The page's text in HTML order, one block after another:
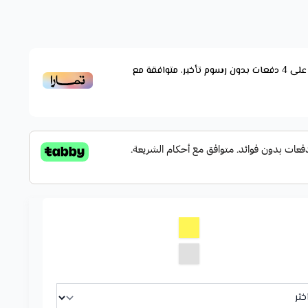
منها؟ نقدم لكِ اسوارة مطلية فضه بأرقى التصميمات
أن تكتبي اسمك أو اسم من تحبين. تعد قطعة فنية تًصنع
التي نود أن تنال إعجابكم، فقط عليكم زيارة قسم "
العديد من التصميمات المميزة بما يلائم الذوق الشخصي، من
ينال رضاكم.
قطعة اساور مطلية مميزة لكِ.
العصرية في عالم الفضة يدوياً على أيدي أمهر الصناع
التى تفضلين.
على4 دفعات بدون رسوم تأخير، متوافقة مع